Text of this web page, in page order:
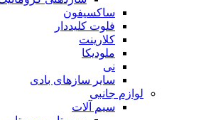
ساکسیفون
فلوت کلیددار
کلارینت
ملودیکا
نی
سایر سازهای بادی
لوازم جانبی
سیم آلات